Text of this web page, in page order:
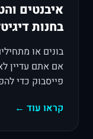
איבנטים
בחנות
בונים או
אם אתם עדיין
פייסבוק כדי
קראו עוד ←